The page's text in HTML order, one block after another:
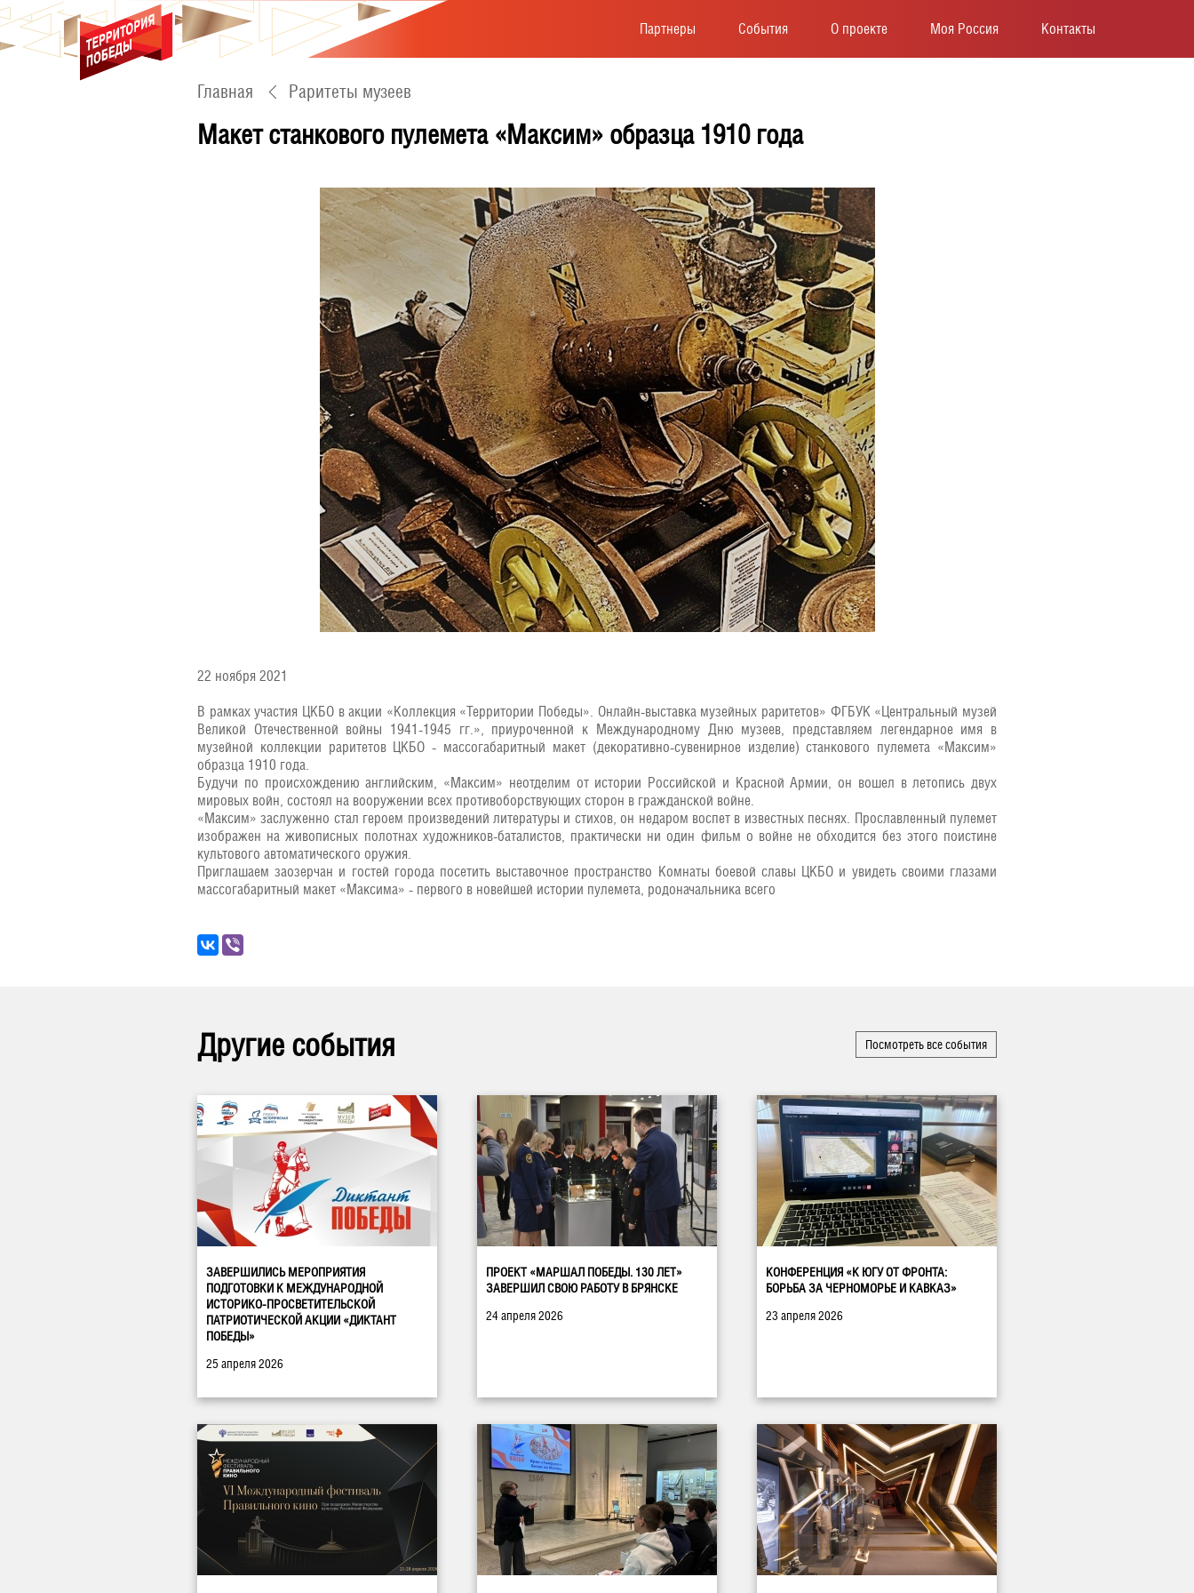
Партнеры События О проекте Моя Россия Контакты
Главная Раритеты музеев
Макет станкового пулемета «Максим» образца 1910 года
22 ноября 2021
В рамках участия ЦКБО в акции «Коллекция «Территории Победы». Онлайн-выставка музейных раритетов» ФГБУК «Центральный музей
Великой Отечественной войны 1941-1945 гг.», приуроченной к Международному Дню музеев, представляем легендарное имя в
музейной коллекции раритетов ЦКБО - массогабаритный макет (декоративно-сувенирное изделие) станкового пулемета «Максим»
образца 1910 года.
Будучи по происхождению английским, «Максим» неотделим от истории Российской и Красной Армии, он вошел в летопись двух
мировых войн, состоял на вооружении всех противоборствующих сторон в гражданской войне.
«Максим» заслуженно стал героем произведений литературы и стихов, он недаром воспет в известных песнях. Прославленный пулемет
изображен на живописных полотнах художников-баталистов, практически ни один фильм о войне не обходится без этого поистине
культового автоматического оружия.
Приглашаем заозерчан и гостей города посетить выставочное пространство Комнаты боевой славы ЦКБО и увидеть своими глазами
массогабаритный макет «Максима» - первого в новейшей истории пулемета, родоначальника всего
Другие события Посмотреть все события
ЗАВЕРШИЛИСЬ МЕРОПРИЯТИЯ
ПОДГОТОВКИ К МЕЖДУНАРОДНОЙ
ИСТОРИКО-ПРОСВЕТИТЕЛЬСКОЙ
ПАТРИОТИЧЕСКОЙ АКЦИИ «ДИКТАНТ
ПОБЕДЫ»
25 апреля 2026
ПРОЕКТ «МАРШАЛ ПОБЕДЫ. 130 ЛЕТ»
ЗАВЕРШИЛ СВОЮ РАБОТУ В БРЯНСКЕ
24 апреля 2026
КОНФЕРЕНЦИЯ «К ЮГУ ОТ ФРОНТА:
БОРЬБА ЗА ЧЕРНОМОРЬЕ И КАВКАЗ»
23 апреля 2026